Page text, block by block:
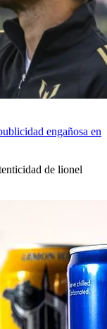
engañosa en
de lionel